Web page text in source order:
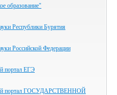
образование"
Республики Бурятия
Российской Федерации
портал ЕГЭ
портал ГОСУДАРСТВЕННОЙ